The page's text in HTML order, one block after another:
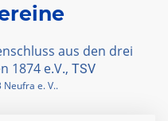
aus den drei
1874 e.V., TSV
Neufra e. V..